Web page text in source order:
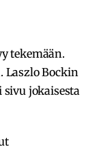
tekemään.
Laszlo Bockin
jokaisesta